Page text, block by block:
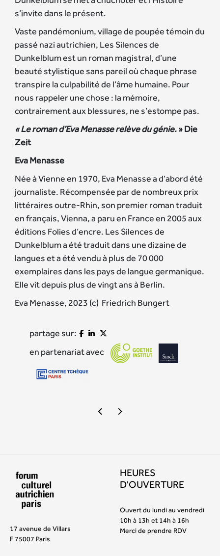
s’invite dans le présent.
Vaste pandémonium, village de poupée témoin du
passé nazi autrichien, Les Silences de
Dunkelblum est un roman magistral, d’une
beauté stylistique sans pareil où chaque phrase
transpire la culpabilité de l’âme humaine. Pour
nous rappeler une chose : la mémoire,
contrairement aux blessures, ne s’estompe pas.
« Le roman d’Eva Menasse relève du génie.» Die
Zeit
Eva Menasse
Née à Vienne en 1970, Eva Menasse a d’abord été
journaliste. Récompensée par de nombreux prix
littéraires outre-Rhin, son premier roman traduit
en français, Vienna, a paru en France en 2005 aux
éditions Folies d’encre. Les Silences de
Dunkelblum a été traduit dans une dizaine de
langues et a été vendu à plus de 70 000
exemplaires dans les pays de langue germanique.
Elle vit depuis plus de vingt ans à Berlin.
Eva Menasse, 2023 (c) Friedrich Bungert
partage sur:
en partenariat avec
17 avenue de Villars
F 75007 Paris
HEURES
D'OUVERTURE
Ouvert du lundi au vendredi
10h à 13h et 14h à 16h
Merci de prendre RDV